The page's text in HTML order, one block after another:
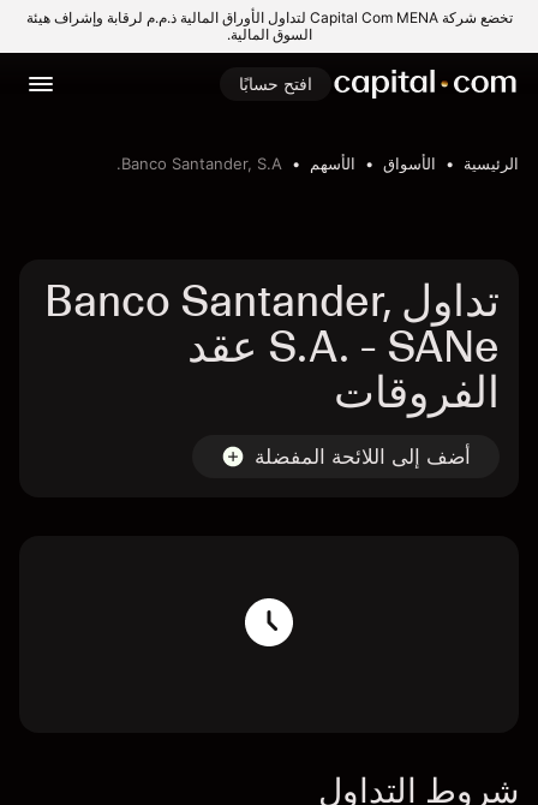
تخضع شركة Capital Com MENA لتداول الأوراق المالية ذ.م.م لرقابة وإشراف هيئة
السوق المالية.
افتح حسابًا
الرئيسية الأسواق الأسهم Banco Santander, S.A.
تداول Banco Santander,
S.A. - SANe عقد
الفروقات
أضف إلى اللائحة المفضلة
شروط التداول